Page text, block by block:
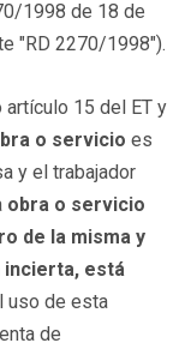
1998 de 18 de
"RD 2270/1998").
15 del ET y
o servicio es
y el trabajador
obra o servicio
de la misma y
incierta, está
uso de esta
de